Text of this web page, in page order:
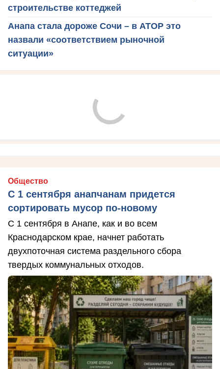
строительстве коттеджей
Анапа стала дороже Сочи – в АТОР это
назвали «соответствием рыночной
ситуации»
Общество
С 1 сентября анапчанам придется
сортировать мусор по-новому
С 1 сентября в Анапе, как и во всем
Краснодарском крае, начнет работать
двухпоточная система раздельного сбора
твердых коммунальных отходов.